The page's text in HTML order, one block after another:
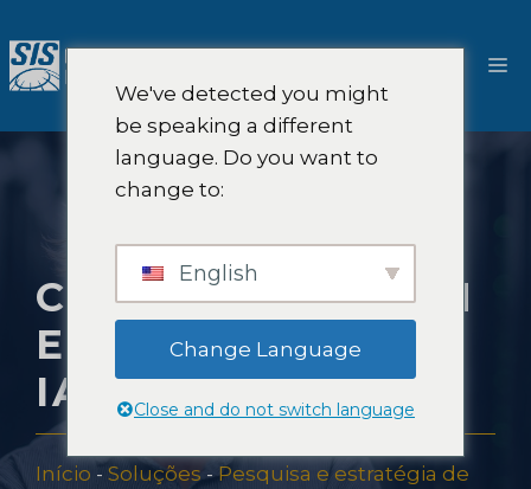
para
o
CONSULTORIA EM
ESTRATÉGIA DE
IA
Início - Soluções-Pesquisa e estratégia de
We've detected you might
be speaking a different
language. Do you want to
change to:
English
Change Language
Close and do not switch language